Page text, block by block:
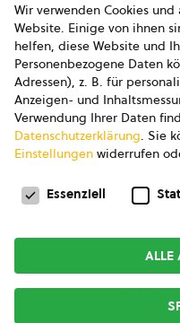
AGB
Copyright
Wir verwenden Cookies
Website. Einige von ihnen
helfen, diese Website und
Personenbezogene Daten
Adressen), z. B. für
Anzeigen- und
Verwendung Ihrer Daten
Datenschutzerklärung. Sie
Einstellungen widerrufen
Datenschutzeinstellungen
Essenziell
ALLE